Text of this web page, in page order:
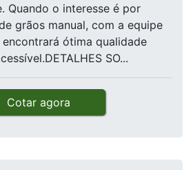
Quando o interesse é por
grãos manual, com a equipe
ótima qualidade
SO...
Cotar agora